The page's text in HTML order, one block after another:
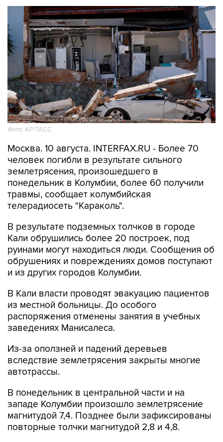
Фото: АР/ТАСС
Москва. 10 августа. INTERFAX.RU - Более 70
человек погибли в результате сильного
землетрясения, произошедшего в
понедельник в Колумбии, более 60 получили
травмы, сообщает колумбийская
телерадиосеть "Караколь".
В результате подземных толчков в городе
Кали обрушились более 20 построек, под
руинами могут находиться люди. Сообщения об
обрушениях и повреждениях домов поступают
и из других городов Колумбии.
В Кали власти проводят эвакуацию пациентов
из местной больницы. До особого
распоряжения отменены занятия в учебных
заведениях Манисалеса.
Из-за оползней и падений деревьев
вследствие землетрясения закрыты многие
автотрассы.
В понедельник в центральной части и на
западе Колумбии произошло землетрясение
магнитудой 7,4. Позднее были зафиксированы
повторные толчки магнитудой 2,8 и 4,8.